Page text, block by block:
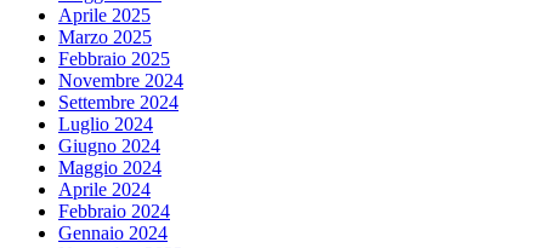
Aprile 2025
Marzo 2025
Febbraio 2025
Novembre 2024
Settembre 2024
Luglio 2024
Giugno 2024
Maggio 2024
Aprile 2024
Febbraio 2024
Gennaio 2024